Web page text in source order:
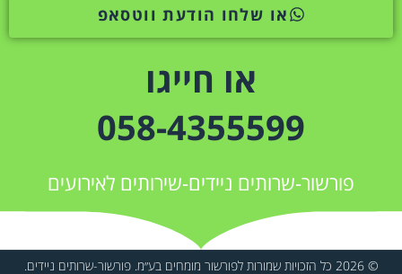
או שלחו הודעת ווטסאפ
או חייגו
058-4355599
פורשור-שרותים ניידים-שירותים לאירועים
© 2026 כל הזכויות שמורות לפורשור מומחים בע״מ. פורשור-שרותים ניידים.